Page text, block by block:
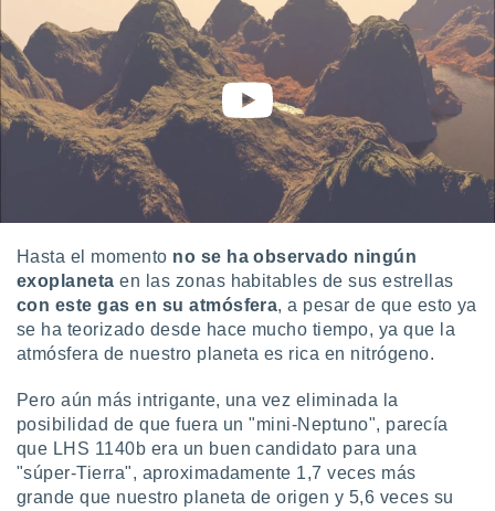
utilizar
crear un
medir el
el
del
de
o a través
de
de
uso de
con el
Hasta el momento no se ha observado ningún
exoplanetaen las zonas habitables de sus estrellas
con este gas en su atmósfera, a pesar de que esto ya
se ha teorizado desde hace mucho tiempo, ya que la
atmósfera de nuestro planeta es rica en nitrógeno.
Pero aún más intrigante, una vez eliminada la
posibilidad de que fuera un "mini-Neptuno", parecía
que LHS 1140b era un buen candidato para una
"súper-Tierra", aproximadamente 1,7 veces más
grande que nuestro planeta de origen y 5,6 veces su